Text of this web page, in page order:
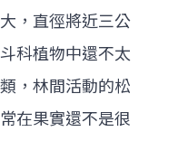
，直徑將近三公
科植物中還不太
，林間活動的松
在果實還不是很